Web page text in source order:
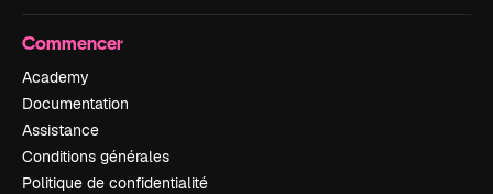
Commencer
Academy
Documentation
Assistance
Conditions générales
Politique de confidentialité